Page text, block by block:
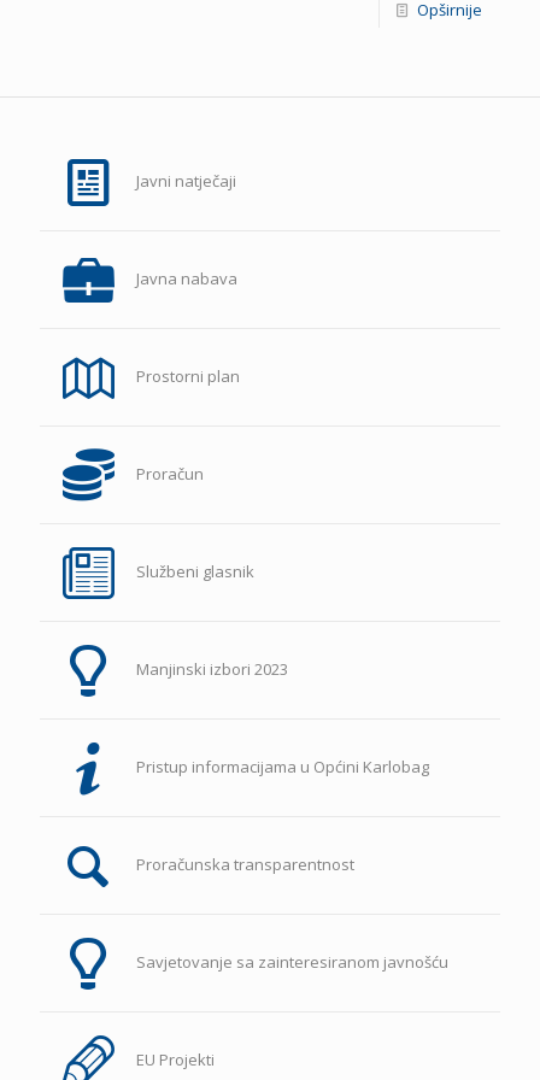
Opširnije
Javni natječaji
Javna nabava
Prostorni plan
Proračun
Službeni glasnik
Manjinski izbori 2023
Pristup informacijama u Općini Karlobag
Proračunska transparentnost
Savjetovanje sa zainteresiranom javnošću
EU Projekti